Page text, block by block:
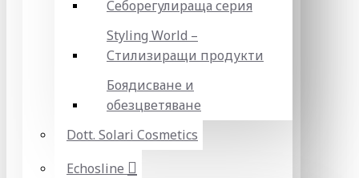
Себорегулираща серия
Styling World –
Стилизиращи продукти
Боядисване и
обезцветяване
Dott. Solari Cosmetics
Echosline